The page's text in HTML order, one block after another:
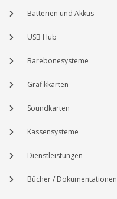
Batterien und Akkus
USB Hub
Barebonesysteme
Grafikkarten
Soundkarten
Kassensysteme
Dienstleistungen
Bücher / Dokumentationen